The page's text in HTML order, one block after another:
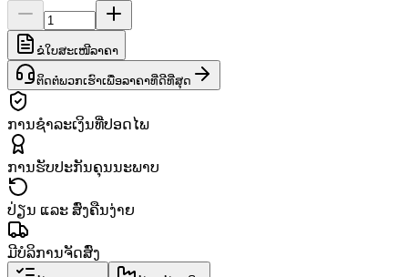
ຂໍໃບສະເໜີລາຄາ
ຕິດຕໍ່ພວກເຮົາເພື່ອລາຄາທີ່ດີທີ່ສຸດ
ການຊຳລະເງິນທີ່ປອດໄພ
ການຮັບປະກັນຄຸນນະພາບ
ປ່ຽນ ແລະ ສົ່ງຄືນງ່າຍ
ມີບໍລິການຈັດສົ່ງ